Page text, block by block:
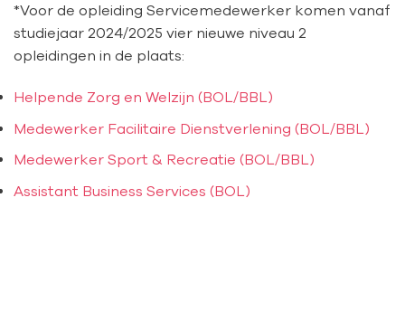
*Voor de opleiding Servicemedewerker komen vanaf
studiejaar 2024/2025 vier nieuwe niveau 2
opleidingen in de plaats:
Helpende Zorg en Welzijn (BOL/BBL)
Medewerker Facilitaire Dienstverlening (BOL/BBL)
Medewerker Sport & Recreatie (BOL/BBL)
Assistant Business Services (BOL)